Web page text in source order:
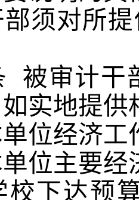
须对所
被审计干
实地提
单位经济
单位主要
校下达预